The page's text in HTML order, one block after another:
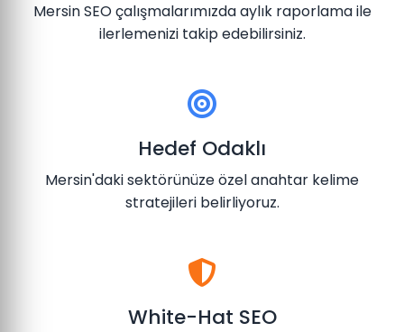
Mersin SEO çalışmalarımızda aylık raporlama ile
ilerlemenizi takip edebilirsiniz.
Hedef Odaklı
Mersin'daki sektörünüze özel anahtar kelime
stratejileri belirliyoruz.
White-Hat SEO